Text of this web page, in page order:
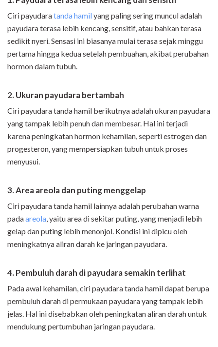
Ciri payudaratanda hamilyang paling sering muncul adalah
payudara terasa lebih kencang, sensitif, atau bahkan terasa
sedikit nyeri. Sensasi ini biasanya mulai terasa sejak minggu
pertama hingga kedua setelah pembuahan, akibat perubahan
hormon dalam tubuh.
2. Ukuran payudara bertambah
Ciri payudara tanda hamil berikutnya adalah ukuran payudara
yang tampak lebih penuh dan membesar. Hal ini terjadi
karena peningkatan hormon kehamilan, seperti estrogen dan
progesteron, yang mempersiapkan tubuh untuk proses
menyusui.
3. Area areola dan puting menggelap
Ciri payudara tanda hamil lainnya adalah perubahan warna
padaareola , yaitu area di sekitar puting, yang menjadi lebih
gelap dan puting lebih menonjol. Kondisi ini dipicu oleh
meningkatnya aliran darah ke jaringan payudara.
4. Pembuluh darah di payudara semakin terlihat
Pada awal kehamilan, ciri payudara tanda hamil dapat berupa
pembuluh darah di permukaan payudara yang tampak lebih
jelas. Hal ini disebabkan oleh peningkatan aliran darah untuk
mendukung pertumbuhan jaringan payudara.